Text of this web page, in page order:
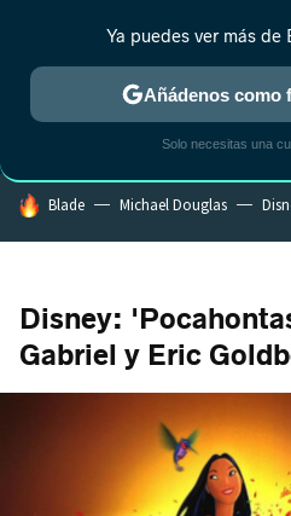
ESTRENOS REALITY
HOY SE HABLA DE
Blade Michael Douglas
Disney:
Gabriel y Eric
Ya puedes ver más de
Añádenos como
Solo necesitas una